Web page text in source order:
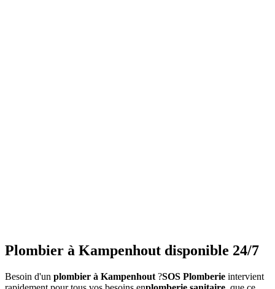
Plombier à Kampenhout disponible 24/7
Besoin d'un plombier à Kampenhout ?SOS Plomberie intervient